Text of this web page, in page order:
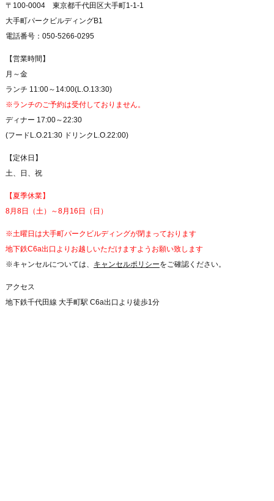
〒100-0004 東京都千代田区大手町1-1-1
大手町パークビルディングB1
電話番号：050-5266-0295
【営業時間】
月～金
ランチ 11:00～14:00(L.O.13:30)
※ランチのご予約は受付しておりません。
ディナー 17:00～22:30
(フードL.O.21:30 ドリンクL.O.22:00)
【定休日】
土、日、祝
【夏季休業】
8月8日（土）～8月16日（日）
※土曜日は大手町パークビルディングが閉まっております
地下鉄C6a出口よりお越しいただけますようお願い致します
※キャンセルについては、 キャンセルポリシーをご確認ください。
アクセス
地下鉄千代田線 大手町駅 C6a出口より徒歩1分